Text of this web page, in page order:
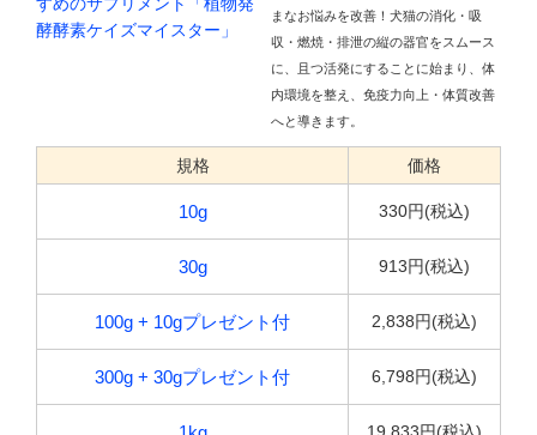
まなお悩みを改善！犬猫の消化・吸
収・燃焼・排泄の縦の器官をスムース
に、且つ活発にすることに始まり、体
内環境を整え、免疫力向上・体質改善
へと導きます。
規格 価格
10g 330円(税込)
30g 913円(税込)
100g + 10gプレゼント付 2,838円(税込)
300g + 30gプレゼント付 6,798円(税込)